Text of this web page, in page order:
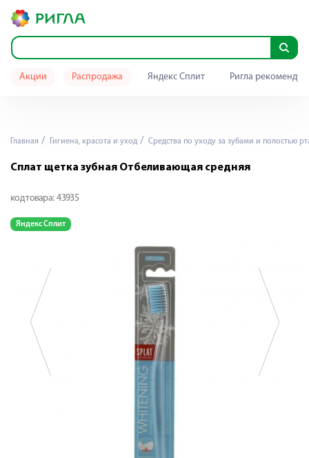
Акции Распродажа Яндекс Сплит Ригла
Главная Гигиена, красота и уход Средства по уходу за зубами и полостью
Сплат щетка зубная Отбеливающая средняя
код товара: 43935
Яндекс Сплит